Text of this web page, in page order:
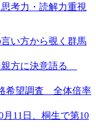
考力・読解力重視
い方から覗く群馬
方に決意語る
路希望調査 全体倍率
11日、桐生で第10